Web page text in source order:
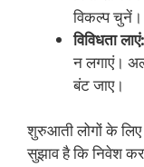
विकल्प चुनें।
विविधता लाएं:
न लगाएं।
बंट जाए।
शुरुआती लोगों के लिए
सुझाव है कि निवेश